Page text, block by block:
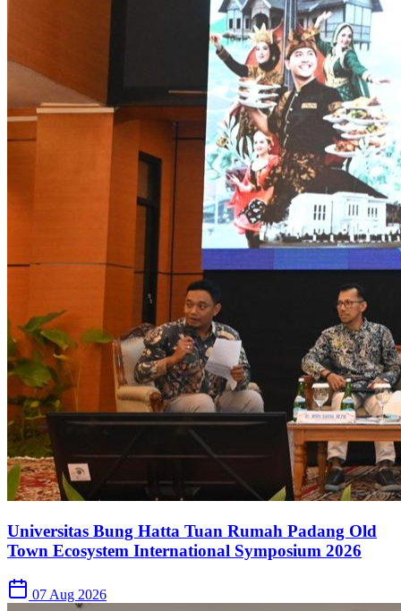
Universitas Bung Hatta Tuan Rumah Padang Old
Town Ecosystem International Symposium 2026
07 Aug 2026